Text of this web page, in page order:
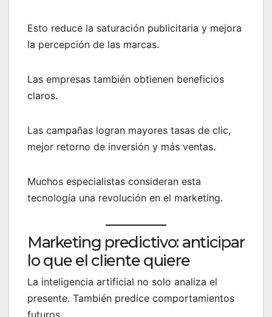
Esto reduce la saturación publicitaria y mejora
la percepción de las marcas.
Las empresas también obtienen beneficios
claros.
Las campañas logran mayores tasas de clic,
mejor retorno de inversión y más ventas.
Muchos especialistas consideran esta
tecnología una revolución en el marketing.
Marketing predictivo: anticipar
lo que el cliente quiere
La inteligencia artificial no solo analiza el
presente. También predice comportamientos
futuros.